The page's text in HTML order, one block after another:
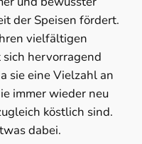
der Speisen fördert.
vielfältigen
hervorragend
sie eine Vielzahl an
immer wieder neu
köstlich sind.
dabei.